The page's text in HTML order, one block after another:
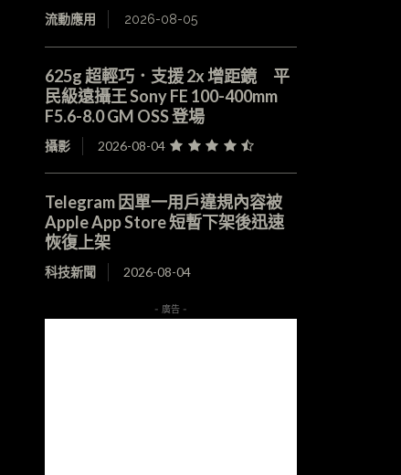
流動應用 2026-08-05
625g 超輕巧．支援 2x 增距鏡 平
民級遠攝王 Sony FE 100-400mm
F5.6-8.0 GM OSS 登場
攝影 2026-08-04
Telegram 因單一用戶違規內容被
Apple App Store 短暫下架後迅速
恢復上架
科技新聞 2026-08-04
- 廣告 -